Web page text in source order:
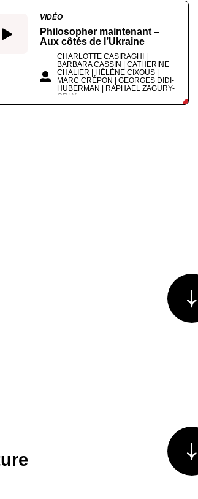
VIDÉO
Philosopher maintenant –
Aux côtés de l’Ukraine
CHARLOTTE CASIRAGHI |
BARBARA CASSIN | CATHERINE
CHALIER | HÉLÈNE CIXOUS |
MARC CRÉPON | GEORGES DIDI-
HUBERMAN | RAPHAEL ZAGURY-
ORLY
Voir
Voir